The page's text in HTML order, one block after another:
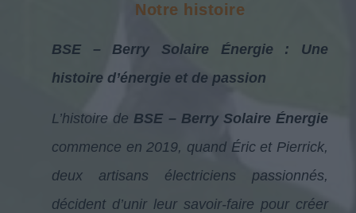
Notre histoire
BSE – Berry Solaire Énergie : Une
histoire d’énergie et de passion
L’histoire deBSE – Berry Solaire Énergie
commence en 2019, quand Éric et Pierrick,
deux artisans électriciens passionnés,
décident d’unir leur savoir-faire pour créer